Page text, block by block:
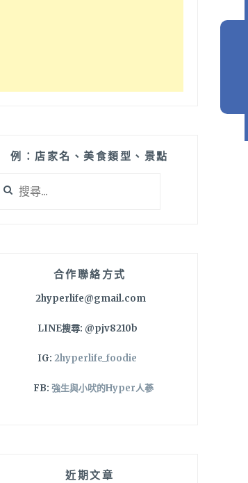
例：店家名、美食類型、景點
尋
合作聯絡方式
2hyperlife@gmail.com
LINE搜尋: @pjv8210b
IG: 2hyperlife_foodie
FB: 強生與小吠的Hyper人蔘
近期文章